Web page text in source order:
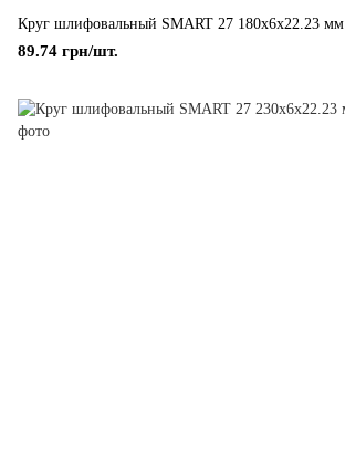
Круг шлифовальный SMART 27 180x6x22.23 мм
89.74 грн/шт.